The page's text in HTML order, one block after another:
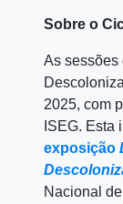
Sobre o
As sessões
2025, com
ISEG. Esta
exposição
Nacional